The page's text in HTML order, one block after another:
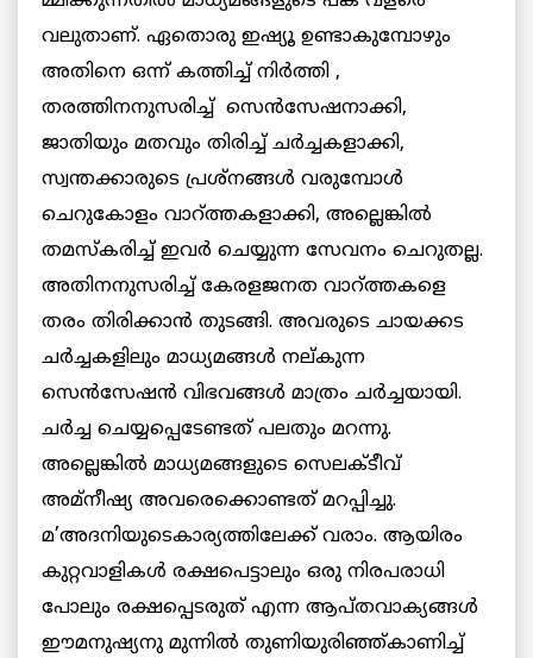
വലുതാണ്. ഏതൊരു ഇഷ്യൂ ഉണ്ടാകുമ്പോഴും
അതിനെ ഒന്ന് കത്തിച്ച് നിര്‍ത്തി ,
തരത്തിനനുസരിച്ച് സെന്‍സേഷനാക്കി,
ജാതിയും മതവും തിരിച്ച് ചര്‍ച്ചകളാക്കി,
സ്വന്തക്കാരുടെ പ്രശ്നങ്ങള്‍ വരുമ്പോള്‍
ചെറുകോളം വാറ്ത്തകളാക്കി, അല്ലെങ്കില്‍
തമസ്കരിച്ച് ഇവര്‍ ചെയ്യുന്ന സേവനം ചെറുതല്ല.
അതിനനുസരിച്ച് കേരളജനത വാറ്ത്തകളെ
തരം തിരിക്കാന്‍ തുടങ്ങി. അവരുടെ ചായക്കട
ചര്‍ച്ചകളിലും മാധ്യമങ്ങള്‍ നല്കുന്ന
സെന്‍സേഷന്‍ വിഭവങ്ങള്‍ മാത്രം ചര്‍ച്ചയായി.
ചര്‍ച്ച ചെയ്യപ്പെടേണ്ടത് പലതും മറന്നു.
അല്ലെങ്കില്‍ മാധ്യമങ്ങളുടെ സെലക്ടീവ്
അമ്നീഷ്യ അവരെക്കൊണ്ടത് മറപ്പിച്ചു.
മ’അദനിയുടെകാര്യത്തിലേക്ക് വരാം. ആയിരം
കുറ്റവാളികള്‍ രക്ഷപെട്ടാലും ഒരു നിരപരാധി
പോലും രക്ഷപ്പെടരുത് എന്ന ആപ്തവാക്യങ്ങള്‍
ഈമനുഷ്യനു മുന്നില്‍ തുണിയുരിഞ്ഞ്കാണിച്ച്